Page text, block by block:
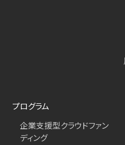
プログラム
企業支援型クラウドファン
ディング